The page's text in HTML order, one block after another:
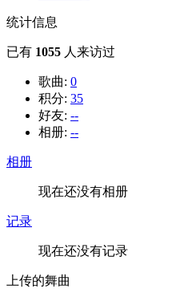
统计信息
已有 1055 人来访过
歌曲: 0
积分: 35
好友: --
相册: --
相册
现在还没有相册
记录
现在还没有记录
上传的舞曲